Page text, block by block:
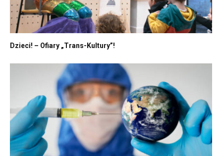
Dzieci! – Ofiary „Trans-Kultury”!